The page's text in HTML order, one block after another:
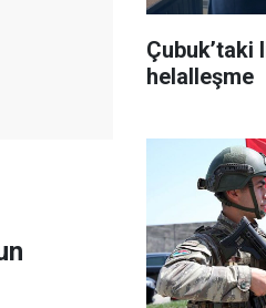
Çubuk’taki
helalleşme